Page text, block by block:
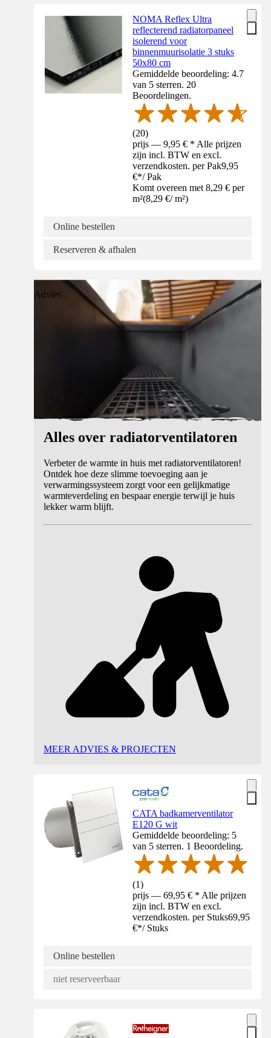
NOMA Reflex Ultra
reflecterend radiatorpaneel
isolerend voor
binnenmuurisolatie 3 stuks
50x80 cm
Gemiddelde beoordeling: 4.7
van 5 sterren. 20
Beoordelingen.
(20)
prijs — 9,95 € * Alle prijzen
zijn incl. BTW en excl.
verzendkosten. per Pak9,95
€*/ Pak
Komt overeen met 8,29 € per
m²(8,29 €/ m²)
Online bestellen
Reserveren & afhalen
Advies
Alles over radiatorventilatoren
Verbeter de warmte in huis met radiatorventilatoren!
Ontdek hoe deze slimme toevoeging aan je
verwarmingssysteem zorgt voor een gelijkmatige
warmteverdeling en bespaar energie terwijl je huis
lekker warm blijft.
MEER ADVIES & PROJECTEN
CATA badkamerventilator
E120 G wit
Gemiddelde beoordeling: 5
van 5 sterren. 1 Beoordeling.
(1)
prijs — 69,95 € * Alle prijzen
zijn incl. BTW en excl.
verzendkosten. per Stuks69,95
€*/ Stuks
Online bestellen
niet reserveerbaar